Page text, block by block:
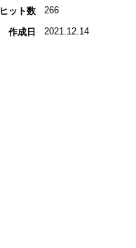
ヒット数
266
作成日 2021.12.14